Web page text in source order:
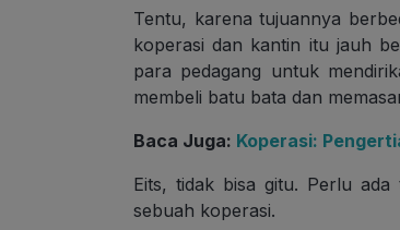
Tentu, karena tujuannya
koperasi dan kantin itu jauh
para pedagang untuk
membeli batu bata dan
Baca Juga: Koperasi:
Eits, tidak bisa gitu. Perlu
sebuah koperasi.